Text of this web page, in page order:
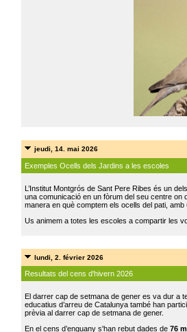
jeudi, 14. mai 2026
Exemples Ocells dels Jardins a les escoles
L’Institut Montgrós de Sant Pere Ribes és un
una comunicació en un fòrum del seu centre on
manera en què comptem els ocells del pati,
Us animem a totes les escoles a compartir les
lundi, 2. février 2026
Resultats del cens d'hivern 2026
El darrer cap de setmana de gener es va dur a
educatius d’arreu de Catalunya també han
prèvia al darrer cap de setmana de gener.
En el cens d’enguany s'han rebut dades de 76